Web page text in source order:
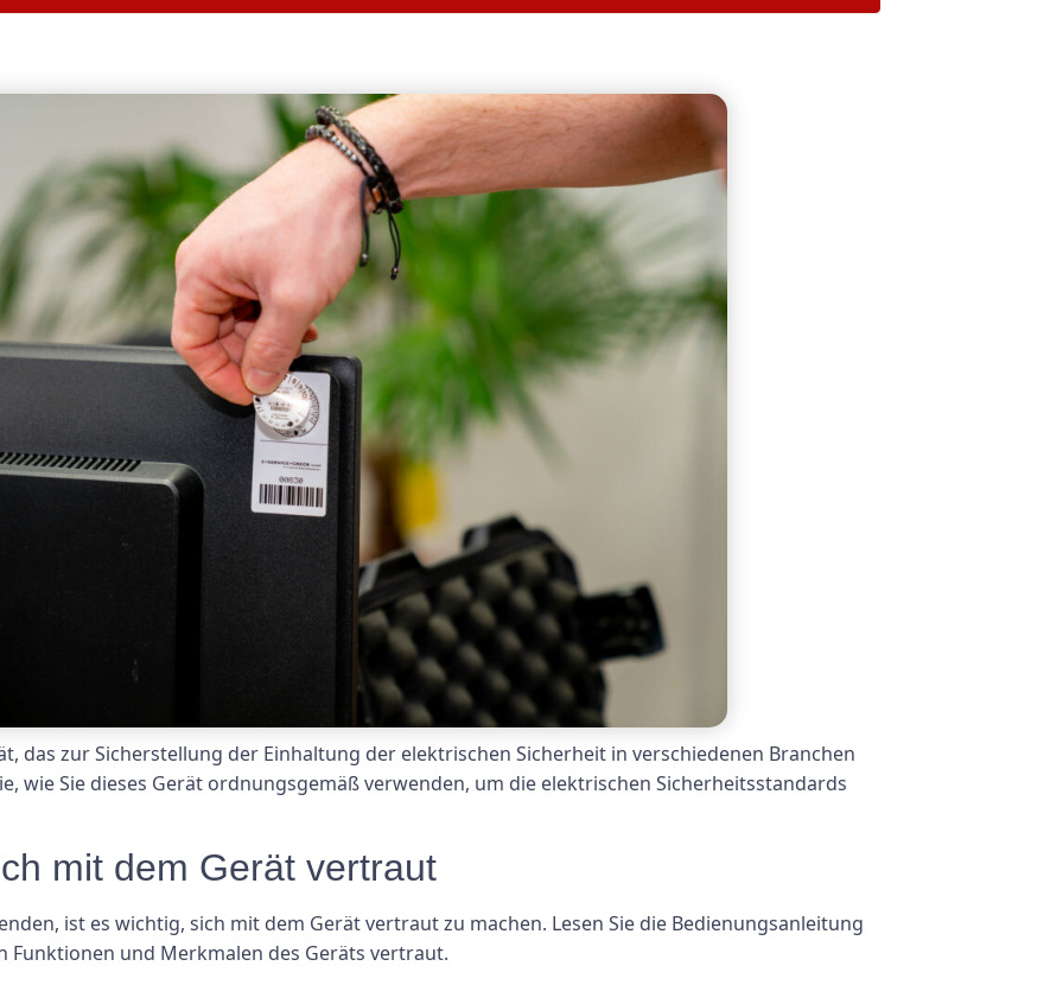
das zur Sicherstellung der Einhaltung der elektrischen Sicherheit in verschiedenen Branchen
wie Sie dieses Gerät ordnungsgemäß verwenden, um die elektrischen Sicherheitsstandards
mit dem Gerät vertraut
ist es wichtig, sich mit dem Gerät vertraut zu machen. Lesen Sie die Bedienungsanleitung
und Merkmalen des Geräts vertraut.